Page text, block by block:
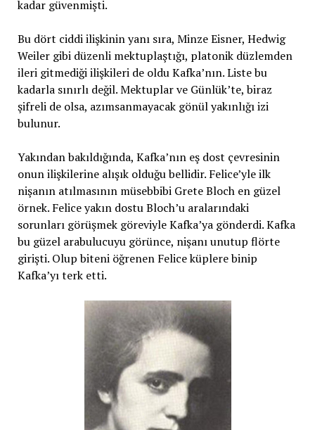
kadar güvenmişti.
Bu dört ciddi ilişkinin yanı sıra, Minze Eisner, Hedwig
Weiler gibi düzenli mektuplaştığı, platonik düzlemden
ileri gitmediği ilişkileri de oldu Kafka’nın. Liste bu
kadarla sınırlı değil. Mektuplar ve Günlük’te, biraz
şifreli de olsa, azımsanmayacak gönül yakınlığı izi
bulunur.
Yakından bakıldığında, Kafka’nın eş dost çevresinin
onun ilişkilerine alışık olduğu bellidir. Felice’yle ilk
nişanın atılmasının müsebbibi Grete Bloch en güzel
örnek. Felice yakın dostu Bloch’u aralarındaki
sorunları görüşmek göreviyle Kafka’ya gönderdi. Kafka
bu güzel arabulucuyu görünce, nişanı unutup flörte
girişti. Olup biteni öğrenen Felice küplere binip
Kafka’yı terk etti.